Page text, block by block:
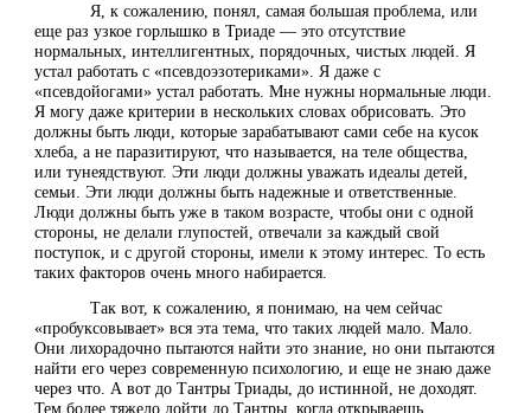
Я, к сожалению, понял, самая большая проблема, или
еще раз узкое горлышко в Триаде — это отсутствие
нормальных, интеллигентных, порядочных, чистых людей. Я
устал работать с «псевдоэзотериками». Я даже с
«псевдойогами» устал работать. Мне нужны нормальные люди.
Я могу даже критерии в нескольких словах обрисовать. Это
должны быть люди, которые зарабатывают сами себе на кусок
хлеба, а не паразитируют, что называется, на теле общества,
или тунеядствуют. Эти люди должны уважать идеалы детей,
семьи. Эти люди должны быть надежные и ответственные.
Люди должны быть уже в таком возрасте, чтобы они с одной
стороны, не делали глупостей, отвечали за каждый свой
поступок, и с другой стороны, имели к этому интерес. То есть
таких факторов очень много набирается.
Так вот, к сожалению, я понимаю, на чем сейчас
«пробуксовывает» вся эта тема, что таких людей мало. Мало.
Они лихорадочно пытаются найти это знание, но они пытаются
найти его через современную психологию, и еще не знаю даже
через что. А вот до Тантры Триады, до истинной, не доходят.
Тем более тяжело дойти до Тантры, когда открываешь